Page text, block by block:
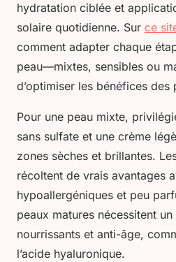
hydratation ciblée et
solaire quotidienne. Sur ce
comment adapter chaque
peau—mixtes, sensibles ou
d’optimiser les bénéfices des
Pour une peau mixte,
sans sulfate et une crème
zones sèches et brillantes.
récoltent de vrais avantages
hypoallergéniques et peu
peaux matures nécessitent
nourrissants et anti-âge,
l’acide hyaluronique.